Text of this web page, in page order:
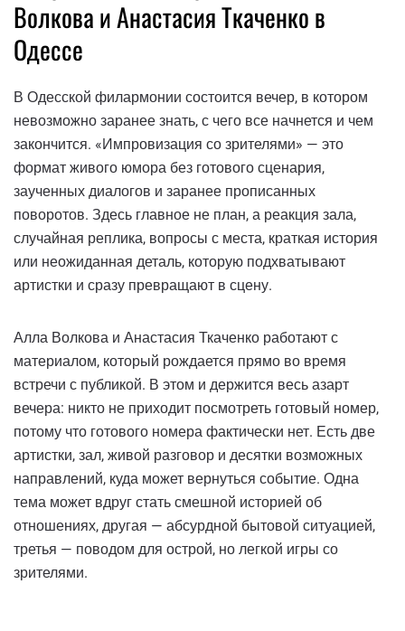
Волкова и Анастасия Ткаченко в
Одессе
В Одесской филармонии состоится вечер, в котором
невозможно заранее знать, с чего все начнется и чем
закончится. «Импровизация со зрителями» — это
формат живого юмора без готового сценария,
заученных диалогов и заранее прописанных
поворотов. Здесь главное не план, а реакция зала,
случайная реплика, вопросы с места, краткая история
или неожиданная деталь, которую подхватывают
артистки и сразу превращают в сцену.
Алла Волкова и Анастасия Ткаченко работают с
материалом, который рождается прямо во время
встречи с публикой. В этом и держится весь азарт
вечера: никто не приходит посмотреть готовый номер,
потому что готового номера фактически нет. Есть две
артистки, зал, живой разговор и десятки возможных
направлений, куда может вернуться событие. Одна
тема может вдруг стать смешной историей об
отношениях, другая — абсурдной бытовой ситуацией,
третья — поводом для острой, но легкой игры со
зрителями.